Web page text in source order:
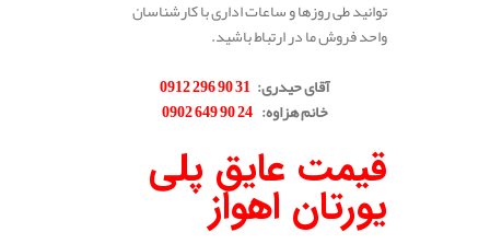
توانید طی روزها و ساعات اداری با کارشناسان
واحد فروش ما در ارتباط باشید.
آقای حیدری:
31 90 296 0912
خانم هزاوه:
24 90 649 0902
قیمت عایق پلی
یورتان اهواز